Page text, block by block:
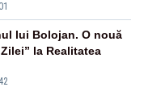
lui Bolojan. O nouă
la Realitatea